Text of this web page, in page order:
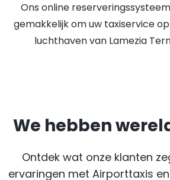
Ons online
gemakkelijk om uw taxiservice
luchthaven van Lamezia
We hebben
Ontdek wat onze klanten
ervaringen met Airporttaxis